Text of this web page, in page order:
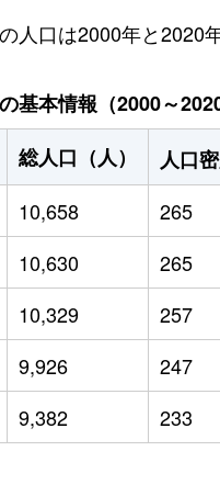
人口は2000年と2020
基本情報（2000～2020
総人口（人） 人口
10,658 265
10,630 265
10,329 257
9,926 247
9,382 233